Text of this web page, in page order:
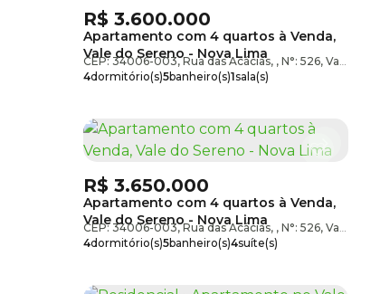
Apartamento com 4 quartos à Venda,
Vale do Sereno - Nova Lima
R$ 3.600.000
CEP: 34006-003,Rua das Acácias , N°: 526, Vale do Sereno
4dormitório(s)5banheiro(s)1sala(s)
Apartamento com 4 quartos à Venda,
Vale do Sereno - Nova Lima
R$ 3.650.000
CEP: 34006-003,Rua das Acácias , N°: 526, Vale do Sereno
4dormitório(s)5banheiro(s)4suíte(s)